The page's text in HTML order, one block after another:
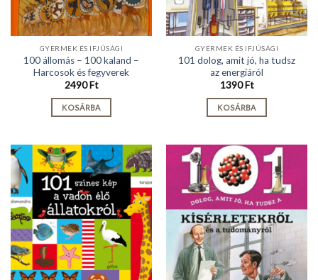
GYERMEK ÉS IFJÚSÁGI
100 állomás – 100 kaland –
Harcosok és fegyverek
2490Ft
KOSÁRBA
GYERMEK ÉS IFJÚSÁGI
101 dolog, amit jó, ha tudsz
az energiáról
1390Ft
KOSÁRBA